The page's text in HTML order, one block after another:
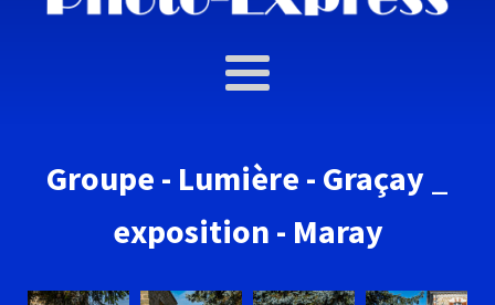
Groupe - Lumière - Graçay _
exposition - Maray